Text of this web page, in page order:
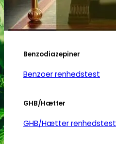
LSD
LSD renhedstest
Benzodiazepiner
Benzoer renhedstest
GHB/Hætter
GHB/Hætter renhedstest